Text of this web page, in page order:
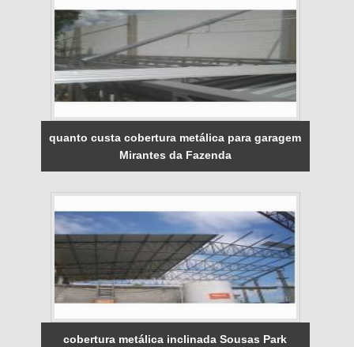
quanto custa cobertura metálica para garagem
Mirantes da Fazenda
cobertura metálica inclinada Sousas Park